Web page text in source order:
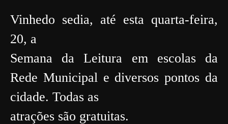
Vinhedo sedia, até esta quarta-feira,
20, a
Semana da Leitura em escolas da
Rede Municipal e diversos pontos da
cidade. Todas as
atrações são gratuitas.